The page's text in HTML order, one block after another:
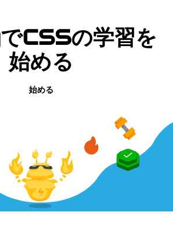
CSSの学習を
始める
始める